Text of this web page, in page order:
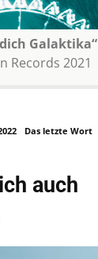
Galaktika“
Records 2021
Das letzte Wort
auch